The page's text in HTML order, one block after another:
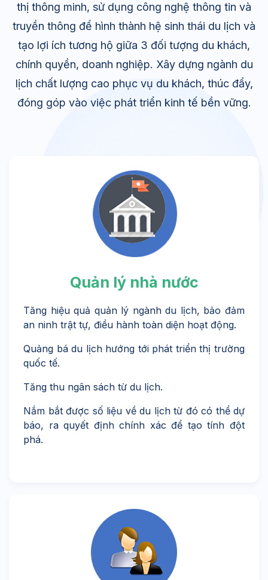
thị thông minh, sử dụng công nghệ thông tin và
truyền thông để hình thành hệ sinh thái du lịch và
tạo lợi ích tương hộ giữa 3 đối tượng du khách,
chính quyền, doanh nghiệp. Xây dựng ngành du
lịch chất lượng cao phục vụ du khách, thúc đẩy,
đóng góp vào việc phát triển kinh tế bền vững.
Quản lý nhà nước
Tăng hiệu quả quản lý ngành du lịch, bảo đảm
an ninh trật tự, điều hành toàn diện hoạt động.
Quảng bá du lịch hướng tới phát triển thị trường
quốc tế.
Tăng thu ngân sách từ du lịch.
Nắm bắt được số liệu về du lịch từ đó có thể dự
báo, ra quyết định chính xác để tạo tính đột
phá.